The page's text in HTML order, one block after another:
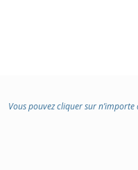
Vous pouvez cliquer sur